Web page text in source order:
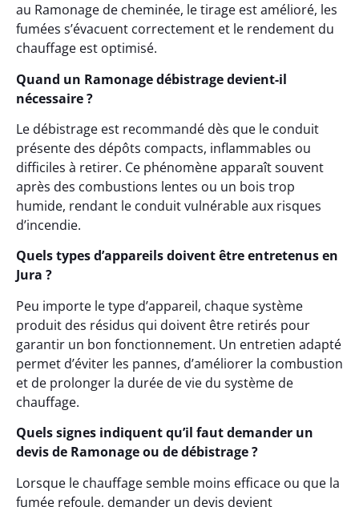
au Ramonage de cheminée, le tirage est amélioré, les
fumées s’évacuent correctement et le rendement du
chauffage est optimisé.
Quand un Ramonage débistrage devient-il
nécessaire ?
Le débistrage est recommandé dès que le conduit
présente des dépôts compacts, inflammables ou
difficiles à retirer. Ce phénomène apparaît souvent
après des combustions lentes ou un bois trop
humide, rendant le conduit vulnérable aux risques
d’incendie.
Quels types d’appareils doivent être entretenus en
Jura ?
Peu importe le type d’appareil, chaque système
produit des résidus qui doivent être retirés pour
garantir un bon fonctionnement. Un entretien adapté
permet d’éviter les pannes, d’améliorer la combustion
et de prolonger la durée de vie du système de
chauffage.
Quels signes indiquent qu’il faut demander un
devis de Ramonage ou de débistrage ?
Lorsque le chauffage semble moins efficace ou que la
fumée refoule, demander un devis devient